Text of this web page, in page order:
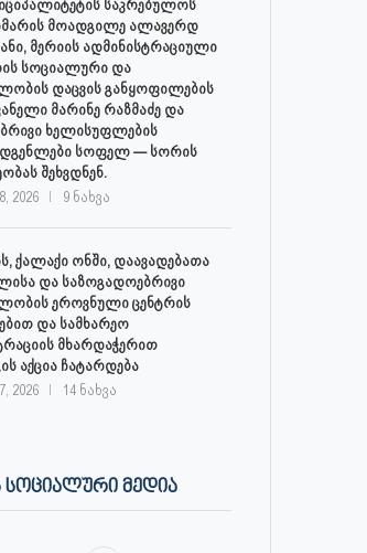
საკრებულოს
მოადგილე ალავერდ
მერიის ადმინისტრაციული
სოციალური და
დაცვის განყოფილების
მარინე რაზმაძე და
ხელისუფლების
სოფელ — სორის
შეხვდნენ.
2026 9 ნახვა
ქალაქი ონში, დაავადებათა
და საზოგადოებრივი
ეროვნული ცენტრის
და სამხარეო
მხარდაჭერით
აქცია ჩატარდება
2026 14 ნახვა
ᲡᲝᲪᲘᲐᲚᲣᲠᲘ ᲛᲔᲓᲘᲐ